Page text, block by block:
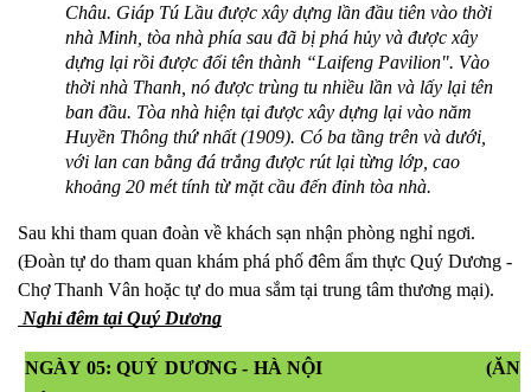
Châu. Giáp Tú Lầu được xây dựng lần đầu tiên vào thời
nhà Minh, tòa nhà phía sau đã bị phá hủy và được xây
dựng lại rồi được đổi tên thành “Laifeng Pavilion". Vào
thời nhà Thanh, nó được trùng tu nhiều lần và lấy lại tên
ban đầu. Tòa nhà hiện tại được xây dựng lại vào năm
Huyền Thông thứ nhất (1909). Có ba tầng trên và dưới,
với lan can bằng đá trắng được rút lại từng lớp, cao
khoảng 20 mét tính từ mặt cầu đến đỉnh tòa nhà.
(Đoàn tự do tham quan khám phá phố đêm ẩm thực Quý Dương -
Chợ Thanh Vân
Nghỉ đêm tại Quý Dương
NGÀY 05: QUÝ DƯƠNG - HÀ NỘI
(ĂN